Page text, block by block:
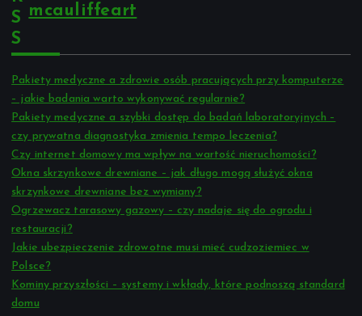
mcauliffeart
Pakiety medyczne a zdrowie osób pracujących przy komputerze
– jakie badania warto wykonywać regularnie?
Pakiety medyczne a szybki dostęp do badań laboratoryjnych –
czy prywatna diagnostyka zmienia tempo leczenia?
Czy internet domowy ma wpływ na wartość nieruchomości?
Okna skrzynkowe drewniane – jak długo mogą służyć okna
skrzynkowe drewniane bez wymiany?
Ogrzewacz tarasowy gazowy – czy nadaje się do ogrodu i
restauracji?
Jakie ubezpieczenie zdrowotne musi mieć cudzoziemiec w
Polsce?
Kominy przyszłości – systemy i wkłady, które podnoszą standard
domu